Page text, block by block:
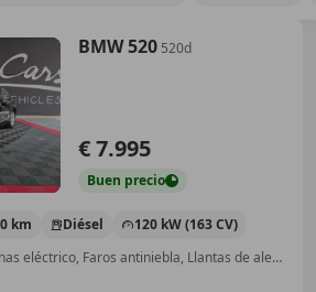
BMW 520 520d
€ 7.995
Buen precio
km Diésel
120 kW (163 CV)
Garantia, Isofix, Elevalunas eléctrico, Faros antiniebla, Llantas de aleación